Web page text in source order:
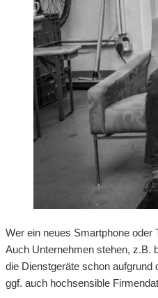
Wer ein neues Smartphone oder
Auch Unternehmen stehen, z.B.
die Dienstgeräte schon aufgrund
ggf. auch hochsensible